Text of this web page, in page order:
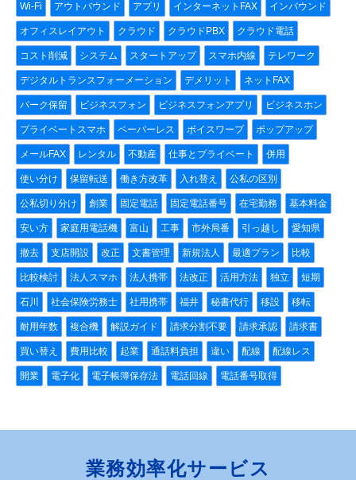
Wi-Fi アウトバウンド アプリ インターネットFAX インバウンド
オフィスレイアウト クラウド クラウドPBX クラウド電話
コスト削減 システム スタートアップ スマホ内線 テレワーク
デジタルトランスフォーメーション デメリット ネットFAX
パーク保留 ビジネスフォン ビジネスフォンアプリ ビジネスホン
プライベートスマホ ペーパーレス ボイスワープ ポップアップ
メールFAX レンタル 不動産 仕事とプライベート 併用
使い分け 保留転送 働き方改革 入れ替え 公私の区別
公私切り分け 創業 固定電話 固定電話番号 在宅勤務 基本料金
安い方 家庭用電話機 富山 工事 市外局番 引っ越し 愛知県
撤去 支店開設 改正 文書管理 新規法人 最適プラン 比較
比較検討 法人スマホ 法人携帯 法改正 活用方法 独立 短期
石川 社会保険労務士 社用携帯 福井 秘書代行 移設 移転
耐用年数 複合機 解説ガイド 請求分割不要 請求承認 請求書
買い替え 費用比較 起業 通話料負担 違い 配線 配線レス
開業 電子化 電子帳簿保存法 電話回線 電話番号取得
業務効率化サービス